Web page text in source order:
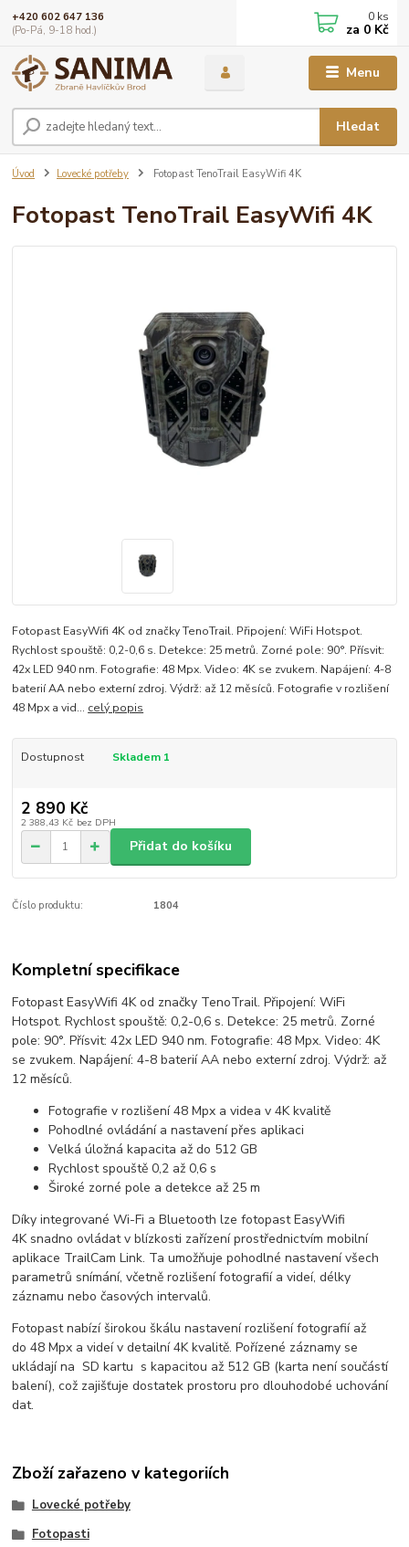
Menu
Hledat
+420 602 647 136
(Po-Pá, 9-18 hod.)
0 ks
za 0 Kč
Úvod Lovecké potřeby Fotopast TenoTrail EasyWifi 4K
Fotopast TenoTrail EasyWifi 4K
Fotopast EasyWifi 4K od značky TenoTrail. Připojení: WiFi Hotspot.
Rychlost spouště: 0,2-0,6 s. Detekce: 25 metrů. Zorné pole: 90°. Přísvit:
42x LED 940 nm. Fotografie: 48 Mpx. Video: 4K se zvukem. Napájení: 4-8
baterií AA nebo externí zdroj. Výdrž: až 12 měsíců. Fotografie v rozlišení
48 Mpx a vid... celý popis
Dostupnost Skladem 1
2 890 Kč
2 388,43 Kč bez DPH
Přidat do košíku
Číslo produktu: 1804
Kompletní specifikace
Fotopast EasyWifi 4K od značky TenoTrail. Připojení: WiFi
Hotspot. Rychlost spouště: 0,2-0,6 s. Detekce: 25 metrů. Zorné
pole: 90°. Přísvit: 42x LED 940 nm. Fotografie: 48 Mpx. Video: 4K
se zvukem. Napájení: 4-8 baterií AA nebo externí zdroj. Výdrž: až
12 měsíců.
Fotografie v rozlišení 48 Mpx a videa v 4K kvalitě
Pohodlné ovládání a nastavení přes aplikaci
Velká úložná kapacita až do 512 GB
Rychlost spouště 0,2 až 0,6 s
Široké zorné pole a detekce až 25 m
Díky integrované Wi-Fi a Bluetooth lze fotopast EasyWifi
4K snadno ovládat v blízkosti zařízení prostřednictvím mobilní
aplikace TrailCam Link. Ta umožňuje pohodlné nastavení všech
parametrů snímání, včetně rozlišení fotografií a videí, délky
záznamu nebo časových intervalů.
Fotopast nabízí širokou škálu nastavení rozlišení fotografií až
do 48 Mpx a videí v detailní 4K kvalitě. Pořízené záznamy se
ukládají na SD kartu s kapacitou až 512 GB (karta není součástí
balení), což zajišťuje dostatek prostoru pro dlouhodobé uchování
dat.
Zboží zařazeno v kategoriích
Lovecké potřeby
Fotopasti